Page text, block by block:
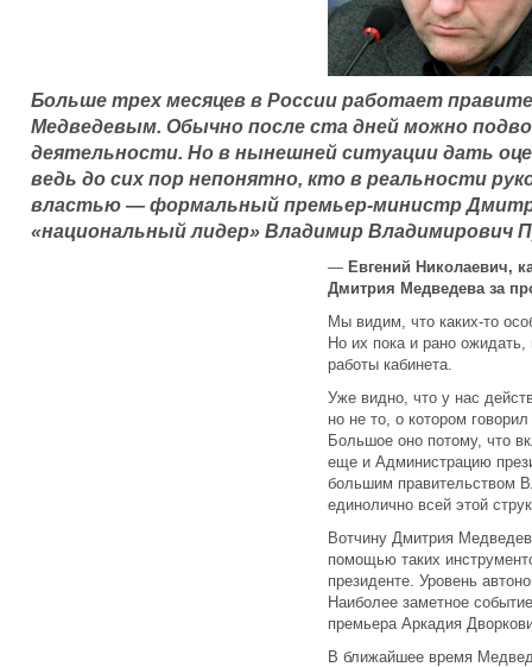
Больше трех месяцев в России работает
Медведевым. Обычно после ста дней можно
деятельности. Но в нынешней ситуации дать
ведь до сих пор непонятно, кто в реальности
властью — формальный премьер-министр
«национальный лидер» Владимир Владимирович
— Евгений Николаевич,
Дмитрия Медведева за
Мы видим, что каких-то
Но их пока и рано
работы кабинета.
Уже видно, что у нас
но не то, о котором
Большое оно потому, что
еще и Администрацию
большим правительством
единолично всей этой
Вотчину Дмитрия
помощью таких
президенте. Уровень
Наиболее заметное
премьера Аркадия
В ближайшее время